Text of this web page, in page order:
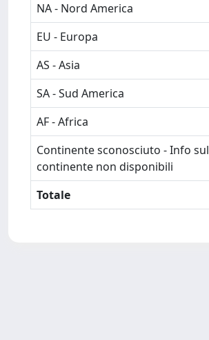
NA - Nord America
EU - Europa
AS - Asia
SA - Sud America
AF - Africa
Continente sconosciuto - Info sul
continente non disponibili
Totale